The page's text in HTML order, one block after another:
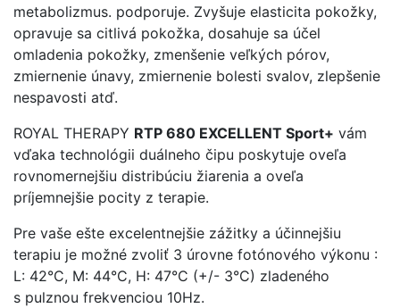
metabolizmus. podporuje. Zvyšuje elasticita pokožky,
opravuje sa citlivá pokožka, dosahuje sa účel
omladenia pokožky, zmenšenie veľkých pórov,
zmiernenie únavy, zmiernenie bolesti svalov, zlepšenie
nespavosti atď.
ROYAL THERAPY RTP 680 EXCELLENT Sport+ vám
vďaka technológii duálneho čipu poskytuje oveľa
rovnomernejšiu distribúciu žiarenia a oveľa
príjemnejšie pocity z terapie.
Pre vaše ešte excelentnejšie zážitky a účinnejšiu
terapiu je možné zvoliť 3 úrovne fotónového výkonu :
L: 42°C, M: 44°C, H: 47°C (+/- 3°C) zladeného
s pulznou frekvenciou 10Hz.